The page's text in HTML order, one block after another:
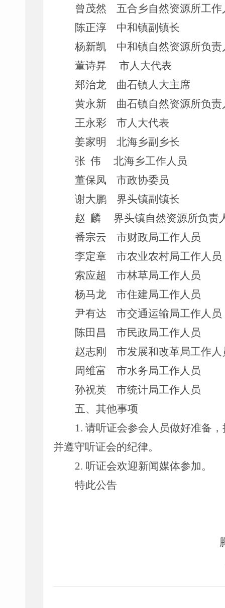
曾茂然
五合乡自然资源所工作
陈正淳
中和镇副镇长
杨新凯
中和镇自然资源所负责
董诗昇
市人大代表
郑治龙
曲石镇人大主席
黄永新
曲石镇自然资源所负责
王永彩
市人大代表
姜家明
北海乡副乡长
张 伟
北海乡工作人员
董保凤
市政协委员
谢大鹏
界头镇副镇长
赵 麟
界头镇自然资源所负责
番宗云
市财政局工作人员
李定章
市农业农村局工作人员
索应超
市林草局工作人员
杨马龙
市住建局工作人员
尹有达
市交通运输局工作人员
陈田昌
市民政局工作人员
赵志刚
市发展和改革局工作人
周维富
市水务局工作人员
孙祝英
市统计局工作人员
五、其他事项
1. 请听证会参会人员做好准备
并遵守听证会的纪律。
2. 听证会欢迎新闻媒体参加。
特此公告